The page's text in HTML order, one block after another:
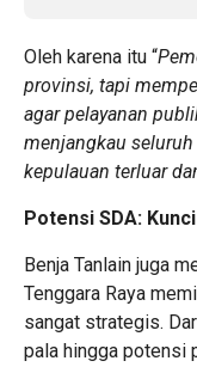
Oleh karena itu “
provinsi, tapi
agar pelayanan
menjangkau
kepulauan terluar
Potensi SDA:
Benja Tanlain juga
Tenggara Raya
sangat strategis.
pala hingga potensi